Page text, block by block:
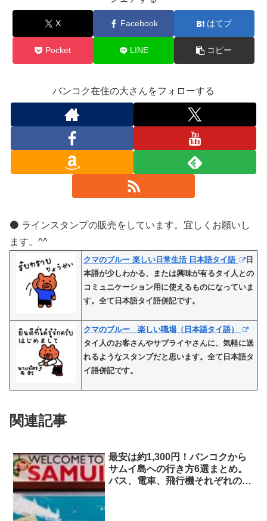
X Facebook はてブ
Pocket LINE コピー
バンコク在住の大さんをフォローする
⚫️ ラインスタンプの販売をしています。宜しくお願いし
ます。^^
クマのブルー 楽しい日常生活 日本語タイ語
日
本語が少しわかる、または興味が有るタイ人との
コミュニケーション用に使えるものになっていま
す。全て日本語タイ語併記です。
クマのブルー 楽しい職場（日本語タイ語）
タイ人のお客さんやサプライヤさんに、気軽に送
れるようなスタンプだと思います。全て日本語タ
イ語併記です。
関連記事
最安は約1,300円！バンコクから
サムイ島への行き方6選まとめ。
バス、電車、飛行機それぞれのメ